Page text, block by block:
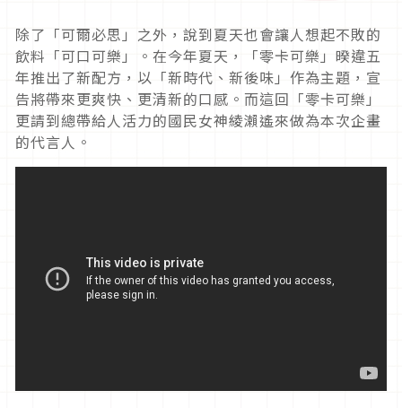
除了「可爾必思」之外，說到夏天也會讓人想起不敗的
飲料「可口可樂」。在今年夏天，「零卡可樂」暌違五
年推出了新配方，以「新時代、新後味」作為主題，宣
告將帶來更爽快、更清新的口感。而這回「零卡可樂」
更請到總帶給人活力的國民女神綾瀨遙來做為本次企畫
的代言人。